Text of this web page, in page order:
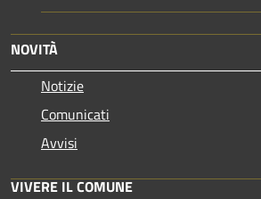
NOVITÀ
Notizie
Comunicati
Avvisi
VIVERE IL COMUNE